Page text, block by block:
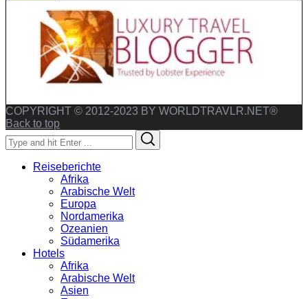
COPYRIGHT © 2012-2023 BY WORLDTRAVLR.NET®
Back to top
Search
for:
Reiseberichte
Afrika
Arabische Welt
Europa
Nordamerika
Ozeanien
Südamerika
Hotels
Afrika
Arabische Welt
Asien